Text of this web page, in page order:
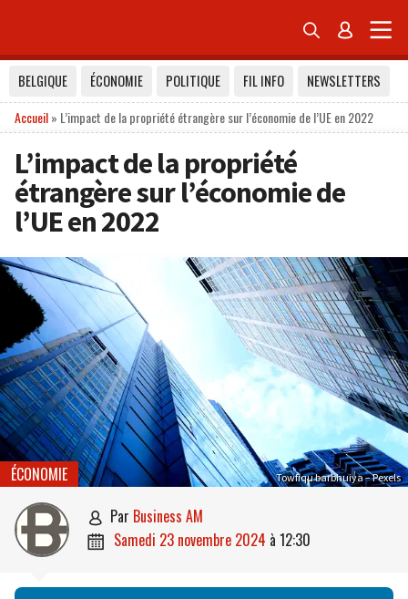
 
BELGIQUE ÉCONOMIE POLITIQUE FIL INFO
NEWSLETTERS
Accueil» L’impact de la propriété étrangère sur l’économie de l’UE en 2022
L’impact de la propriété
étrangère sur l’économie de
l’UE en 2022
Towfiqu barbhuiya – Pexels
ÉCONOMIE
 par Business AM
 samedi 23 novembre 2024 à 12:30